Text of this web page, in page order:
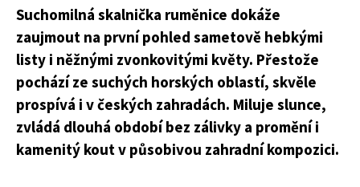
Suchomilná skalnička ruměnice dokáže
zaujmout na první pohled sametově hebkými
listy i něžnými zvonkovitými květy. Přestože
pochází ze suchých horských oblastí, skvěle
prospívá i v českých zahradách. Miluje slunce,
zvládá dlouhá období bez zálivky a promění i
kamenitý kout v působivou zahradní kompozici.